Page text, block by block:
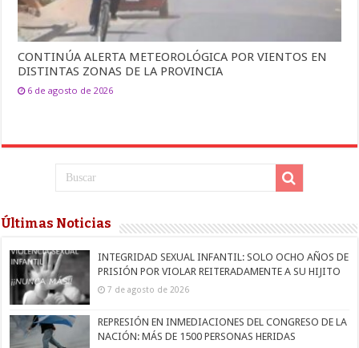
CONTINÚA ALERTA METEOROLÓGICA POR VIENTOS EN
DISTINTAS ZONAS DE LA PROVINCIA
6 de agosto de 2026
Últimas Noticias
INTEGRIDAD SEXUAL INFANTIL: SOLO OCHO AÑOS DE
PRISIÓN POR VIOLAR REITERADAMENTE A SU HIJITO
7 de agosto de 2026
REPRESIÓN EN INMEDIACIONES DEL CONGRESO DE LA
NACIÓN: MÁS DE 1500 PERSONAS HERIDAS